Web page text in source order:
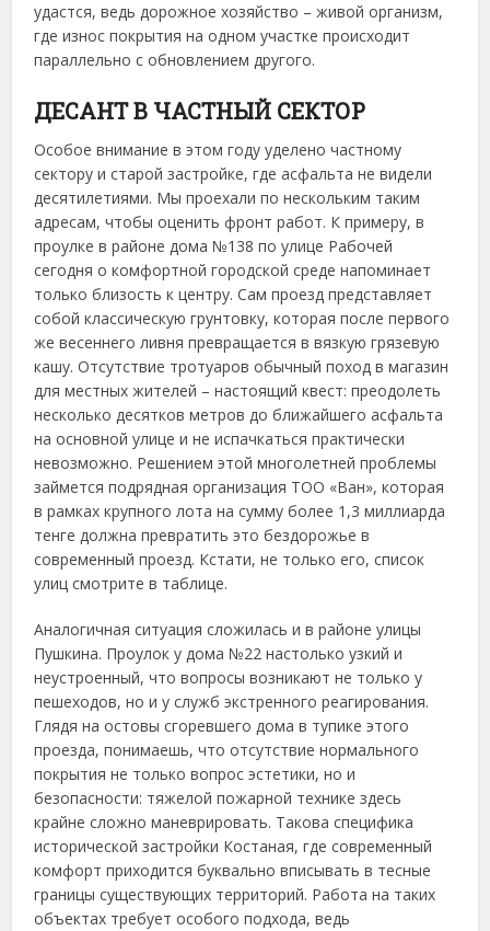
удастся, ведь дорожное хозяйство – живой организм,
где износ покрытия на одном участке происходит
параллельно с обновлением другого.
ДЕСАНТ В ЧАСТНЫЙ СЕКТОР
Особое внимание в этом году уделено частному
сектору и старой застройке, где асфальта не видели
десятилетиями. Мы проехали по нескольким таким
адресам, чтобы оценить фронт работ. К примеру, в
проулке в районе дома №138 по улице Рабочей
сегодня о комфортной городской среде напоминает
только близость к центру. Сам проезд представляет
собой классическую грунтовку, которая после первого
же весеннего ливня превращается в вязкую грязевую
кашу. Отсутствие тротуаров обычный поход в магазин
для местных жителей – настоящий квест: преодолеть
несколько десятков метров до ближайшего асфальта
на основной улице и не испачкаться практически
невозможно. Решением этой многолетней проблемы
займется подрядная организация ТОО «Ван», которая
в рамках крупного лота на сумму более 1,3 миллиарда
тенге должна превратить это бездорожье в
современный проезд. Кстати, не только его, список
улиц смотрите в таблице.
Аналогичная ситуация сложилась и в районе улицы
Пушкина. Проулок у дома №22 настолько узкий и
неустроенный, что вопросы возникают не только у
пешеходов, но и у служб экстренного реагирования.
Глядя на остовы сгоревшего дома в тупике этого
проезда, понимаешь, что отсутствие нормального
покрытия не только вопрос эстетики, но и
безопасности: тяжелой пожарной технике здесь
крайне сложно маневрировать. Такова специфика
исторической застройки Костаная, где современный
комфорт приходится буквально вписывать в тесные
границы существующих территорий. Работа на таких
объектах требует особого подхода, ведь